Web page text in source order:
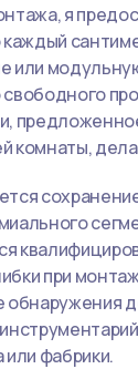
я
комнаты,
при
фабрики.